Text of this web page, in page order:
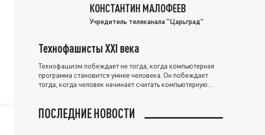
КОНСТАНТИН МАЛОФЕЕВ
Учредитель телеканала "Царьград"
Технофашисты XXI века
Технофашизм побеждает не тогда, когда компьютерная
программа становится умнее человека. Он побеждает
тогда, когда человек начинает считать компьютерную
ПОСЛЕДНИЕ НОВОСТИ